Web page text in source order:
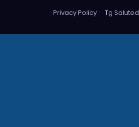
Privacy Policy
Tg